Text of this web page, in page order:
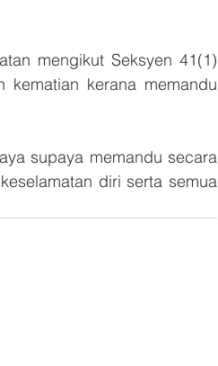
mengikut Seksyen 41(1)
kematian kerana memandu
supaya memandu secara
diri serta semua